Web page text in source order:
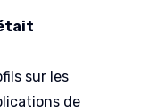
sur les
de